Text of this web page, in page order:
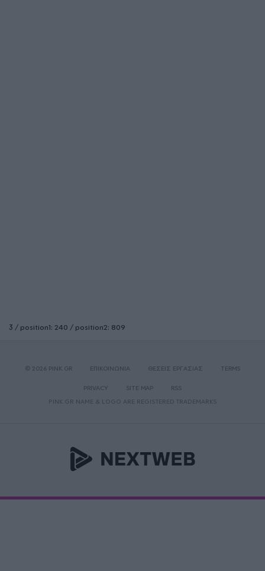
3 / position1: 240 / position2: 809
© 2026 PINK.GR ΕΠΙΚΟΙΝΩΝΙΑ ΘΕΣΕΙΣ ΕΡΓΑΣΙΑΣ TERMS
PRIVACY SITE MAP
RSS
PINK.GR NAME & LOGO ARE REGISTERED TRADEMARKS